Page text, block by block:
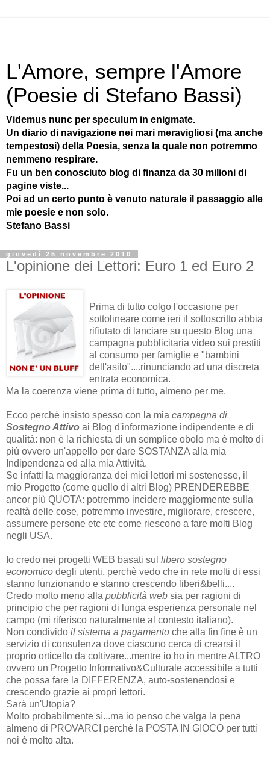
L'Amore, sempre l'Amore
(Poesie di Stefano Bassi)
Videmus nunc per speculum in enigmate.
Un diario di navigazione nei mari meravigliosi (ma anche
tempestosi) della Poesia, senza la quale non potremmo
nemmeno respirare.
Fu un ben conosciuto blog di finanza da 30 milioni di
pagine viste...
Poi ad un certo punto è venuto naturale il passaggio alle
mie poesie e non solo.
Stefano Bassi
giovedì 25 novembre 2010
L'opinione dei Lettori: Euro 1 ed Euro 2
Prima di tutto colgo l'occasione per
sottolineare come ieri il sottoscritto abbia
rifiutato di lanciare su questo Blog una
campagna pubblicitaria video sui prestiti
al consumo per famiglie e "bambini
dell'asilo"....rinunciando ad una discreta
entrata economica.
Ma la coerenza viene prima di tutto, almeno per me.
Ecco perchè insisto spesso con la mia campagna di
Sostegno Attivo ai Blog d'informazione indipendente e di
qualità: non è la richiesta di un semplice obolo ma è molto di
più ovvero un'appello per dare SOSTANZA alla mia
Indipendenza ed alla mia Attività.
Se infatti la maggioranza dei miei lettori mi sostenesse, il
mio Progetto (come quello di altri Blog) PRENDEREBBE
ancor più QUOTA: potremmo incidere maggiormente sulla
realtà delle cose, potremmo investire, migliorare, crescere,
assumere persone etc etc come riescono a fare molti Blog
negli USA.
Io credo nei progetti WEB basati sul libero sostegno
economico degli utenti, perchè vedo che in rete molti di essi
stanno funzionando e stanno crescendo liberi&belli....
Credo molto meno alla pubblicità web sia per ragioni di
principio che per ragioni di lunga esperienza personale nel
campo (mi riferisco naturalmente al contesto italiano).
Non condivido il sistema a pagamento che alla fin fine è un
servizio di consulenza dove ciascuno cerca di crearsi il
proprio orticello da coltivare...mentre io ho in mentre ALTRO
ovvero un Progetto Informativo&Culturale accessibile a tutti
che possa fare la DIFFERENZA, auto-sostenendosi e
crescendo grazie ai propri lettori.
Sarà un'Utopia?
Molto probabilmente sì...ma io penso che valga la pena
almeno di PROVARCI perchè la POSTA IN GIOCO per tutti
noi è molto alta.